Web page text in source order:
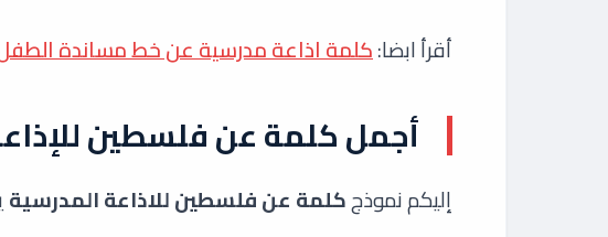
أقرأ ابضا:كلمة اذاعة مدرسية عن خط مساندة
أجمل كلمة عن فلسطين
إليكم نموذجكلمة عن فلسطين للاذاعة المدرسية